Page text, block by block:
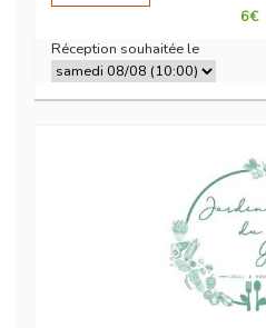
6€
Réception souhaitée le